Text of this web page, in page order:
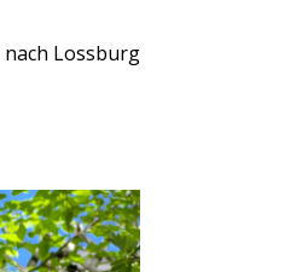
Lossburg